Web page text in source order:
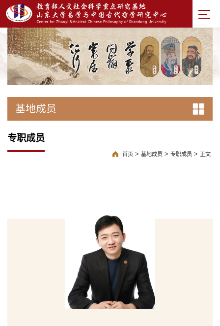
基地成员
专职成员
首页 > 基地成员 > 专职成员 > 正文